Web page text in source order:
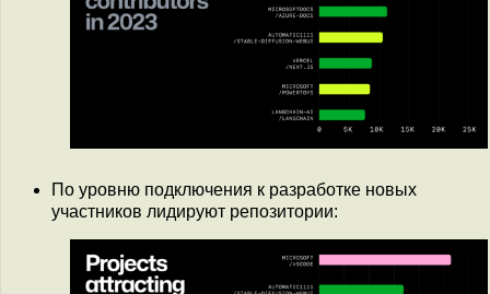
По уровню подключения к разработке новых
участников лидируют репозитории: